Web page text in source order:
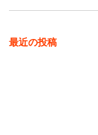
最近の投稿